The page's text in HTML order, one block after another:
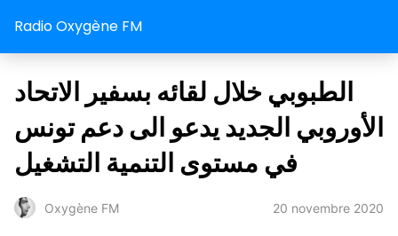
Radio Oxygène FM
الطبوبي خلال لقائه بسفير الاتحاد
الأوروبي الجديد يدعو الى دعم تونس
في مستوى التنمية التشغيل
Oxygène FM 20 novembre 2020